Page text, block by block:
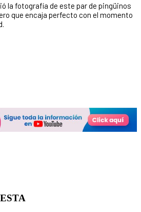
la fotografía de este par de pingüinos
que encaja perfecto con el momento